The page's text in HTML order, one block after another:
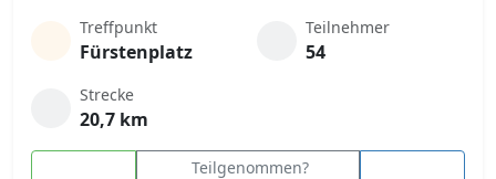
Treffpunkt
Fürstenplatz
Teilnehmer
54
Strecke
20,7 km
Teilgenommen?